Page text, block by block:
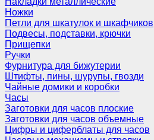
Ножки
Петли для шкатулок и шкафчиков
Подвесы, подставки, крючки
Прищепки
Ручки
Фурнитура для бижутерии
Штифты, пины, шурупы, гвозди
Чайные домики и коробки
Часы
Заготовки для часов плоские
Заготовки для часов объемные
Цифры и циферблаты для часов